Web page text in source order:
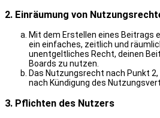
2. Einräumung von
Mit dem Erstellen eines Beitrags
ein einfaches, zeitlich und
unentgeltliches Recht, deinen
Boards zu nutzen.
Das Nutzungsrecht nach Punkt
nach Kündigung des
3. Pflichten des Nutzers